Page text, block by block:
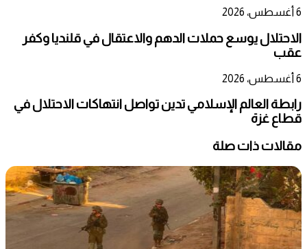
6 أغسطس، 2026
الاحتلال يوسع حملات الدهم والاعتقال في قلنديا وكفر
عقب
6 أغسطس، 2026
رابطة العالم الإسلامي تدين تواصل انتهاكات الاحتلال في
قطاع غزة
مقالات ذات صلة